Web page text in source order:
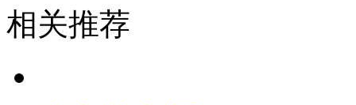
相关推荐